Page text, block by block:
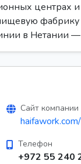
центрах
в Нетании —
Сайт компании
Телефон
+972 55 240